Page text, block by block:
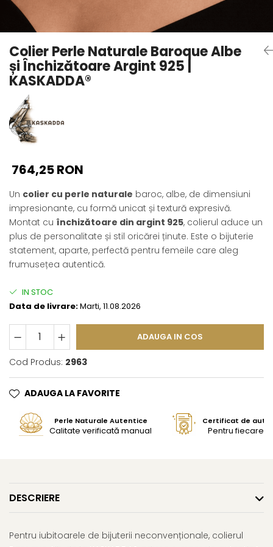
Seturi Perle cu Argint
Brățări cu Perle
Pandantive cu Perle
Brose cu Perle
Colier Perle Naturale Baroque Albe
și Închizătoare Argint 925 |
KASKADDA®
764,25 RON
Un colier cu perle naturale baroc, albe, de dimensiuni
impresionante, cu formă unicat și textură expresivă.
Montat cu închizătoare din argint 925, colierul aduce un
plus de personalitate și stil oricărei ținute. Este o bijuterie
statement, aparte, perfectă pentru femeile care aleg
frumusețea autentică.
IN STOC
Data de livrare:Marti, 11.08.2026
ADAUGA IN COS
Cod Produs: 2963
ADAUGA LA FAVORITE
Perle Naturale Autentice
Calitate verificată manual
Certificat de
Pentru fiecare
DESCRIERE
Pentru iubitoarele de bijuterii neconvenționale, colierul